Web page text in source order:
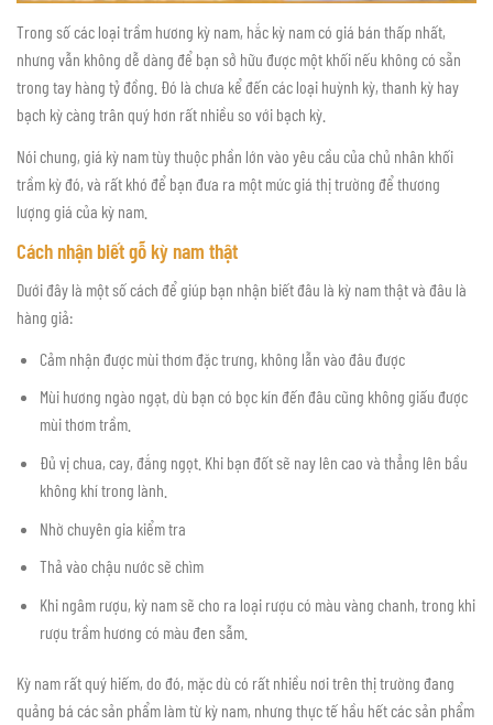
Trong số các loại trầm hương kỳ nam, hắc kỳ nam có giá bán thấp nhất,
nhưng vẫn không dễ dàng để bạn sở hữu được một khối nếu không có sẵn
trong tay hàng tỷ đồng. Đó là chưa kể đến các loại huỳnh kỳ, thanh kỳ hay
bạch kỳ càng trân quý hơn rất nhiều so với bạch kỳ.
Nói chung, giá kỳ nam tùy thuộc phần lớn vào yêu cầu của chủ nhân khối
trầm kỳ đó, và rất khó để bạn đưa ra một mức giá thị trường để thương
lượng giá của kỳ nam.
Cách nhận biết gỗ kỳ nam thật
Dưới đây là một số cách để giúp bạn nhận biết đâu là kỳ nam thật và đâu là
hàng giả:
Cảm nhận được mùi thơm đặc trưng, không lẫn vào đâu được
Mùi hương ngào ngạt, dù bạn có bọc kín đến đâu cũng không giấu được
mùi thơm trầm.
Đủ vị chua, cay, đắng ngọt. Khi bạn đốt sẽ nay lên cao và thẳng lên bầu
không khí trong lành.
Nhờ chuyên gia kiểm tra
Thả vào chậu nước sẽ chìm
Khi ngâm rượu, kỳ nam sẽ cho ra loại rượu có màu vàng chanh, trong khi
rượu trầm hương có màu đen sẫm.
Kỳ nam rất quý hiếm, do đó, mặc dù có rất nhiều nơi trên thị trường đang
quảng bá các sản phẩm làm từ kỳ nam, nhưng thực tế hầu hết các sản phẩm